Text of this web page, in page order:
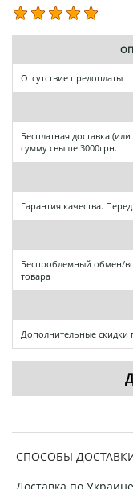
Отсутствие предоплаты
Бесплатная доставка
сумму свыше 3000грн.
Гарантия качества.
Беспроблемный обмен/
товара
Дополнительные скидки
СПОСОБЫ
Доставка по